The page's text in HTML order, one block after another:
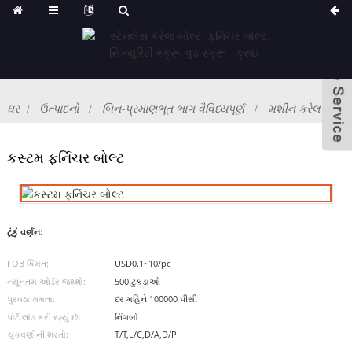
ઘર ઉત્પાદનો બિન-પ્રમાણભૂત ભાગ વૈવિધ્યપૂર્ણ મશીન કરેલ ભાગ
કસ્ટમ ફર્નિચર બોલ્ટ
ટૂંકું વર્ણન:
FOB કિંમત:
USD0.1~10/pc
ન્યૂનતમ ઓર્ડર જથ્થો:
500 ટુકડાઓ
પુરવઠા ક્ષમતા:
દર મહિને 100000 પીસી
પોર્ટ લોડ કરી રહ્યું છે:
નિંગબો
ચુકવણીની શરતો:
T/T,L/C,D/A,D/P